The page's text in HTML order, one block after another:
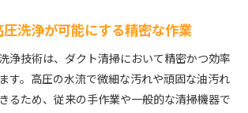
洗浄が可能にする精密な作業
浄技術は、ダクト清掃において精密かつ効率
す。高圧の水流で微細な汚れや頑固な油汚れ
るため、従来の手作業や一般的な清掃機器で